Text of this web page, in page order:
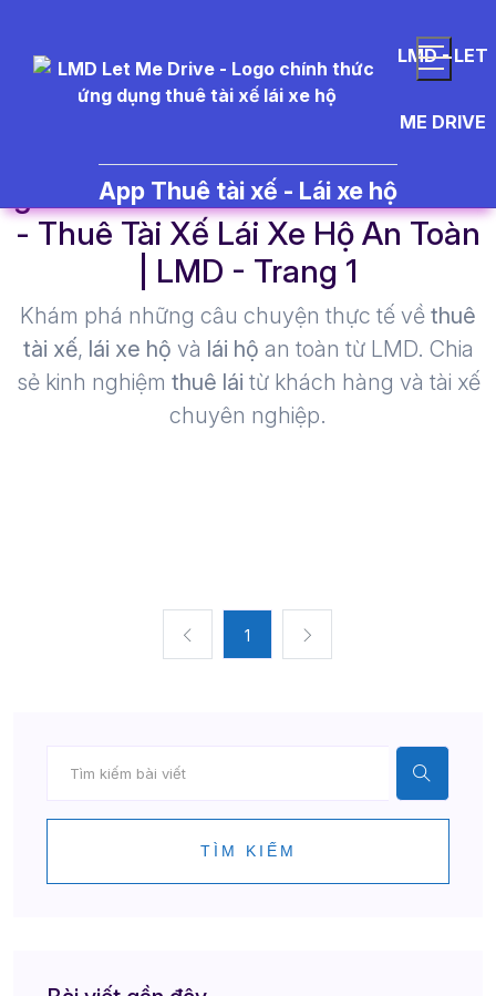
LMD - LET
ME DRIVE
App Thuê tài xế - Lái xe hộ
- Thuê Tài Xế Lái Xe Hộ An Toàn
| LMD - Trang 1​
Khám phá những câu chuyện thực tế về thuê
tài xế, lái xe hộ và lái hộ an toàn từ LMD. Chia
sẻ kinh nghiệm thuê lái từ khách hàng và tài xế
chuyên nghiệp.
1
TÌM KIẾM